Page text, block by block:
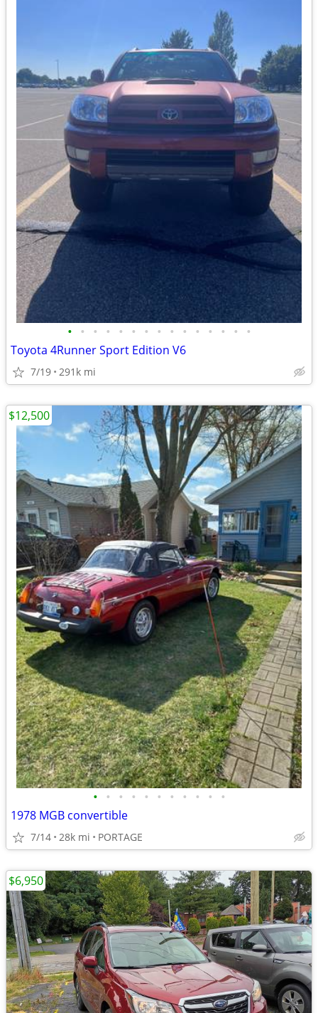
• • • • • • • • • • • • • • •
Toyota 4Runner Sport Edition V6
7/19 291k mi
• • • • • • • • • • •
1978 MGB convertible
7/14 28k mi PORTAGE
$12,500
$6,950